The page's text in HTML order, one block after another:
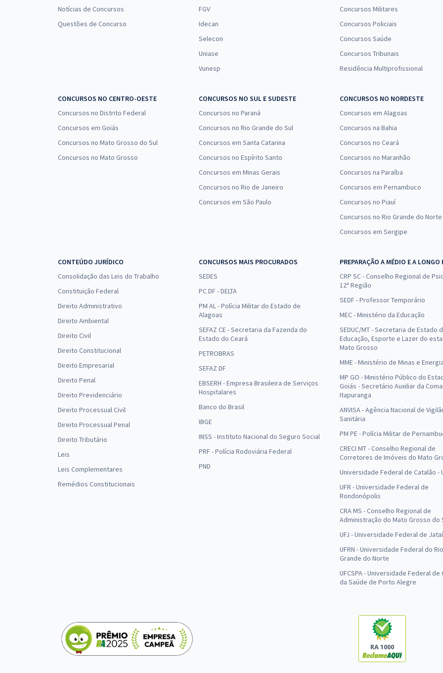
Notícias de Concursos
Questões de Concurso
FGV
Idecan
Selecon
Uniase
Vunesp
Concursos Militares
Concursos Policiais
Concursos Saúde
Concursos Tribunais
Residência Multiprofissional
CONCURSOS NO CENTRO-OESTE
Concursos no Distrito Federal
Concursos em Goiás
Concursos no Mato Grosso do Sul
Concursos no Mato Grosso
CONCURSOS NO SUL E SUDESTE
Concursos no Paraná
Concursos no Rio Grande do Sul
Concursos em Santa Catarina
Concursos no Espírito Santo
Concursos em Minas Gerais
Concursos no Rio de Janeiro
Concursos em São Paulo
CONCURSOS NO NORDESTE
Concursos em Alagoas
Concursos na Bahia
Concursos no Ceará
Concursos no Maranhão
Concursos na Paraíba
Concursos em Pernambuco
Concursos no Piauí
Concursos no Rio Grande do Norte
Concursos em Sergipe
CONTEÚDO JURÍDICO
Consolidação das Leis do Trabalho
Constituição Federal
Direito Administrativo
Direito Ambiental
Direito Civil
Direito Constitucional
Direito Empresarial
Direito Penal
Direito Previdenciário
Direito Processual Civil
Direito Processual Penal
Direito Tributário
Leis
Leis Complementares
Remédios Constitucionais
CONCURSOS MAIS PROCURADOS
SEDES
PC DF - DELTA
PM AL - Polícia Militar do Estado de
Alagoas
SEFAZ CE - Secretaria da Fazenda do
Estado do Ceará
PETROBRAS
SEFAZ DF
EBSERH - Empresa Brasileira de Serviços
Hospitalares
Banco do Brasil
IBGE
INSS - Instituto Nacional do Seguro Social
PRF - Polícia Rodoviária Federal
PND
PREPARAÇÃO A MÉDIO E A LONGO
CRP SC - Conselho Regional de
12ª Região
SEDF - Professor Temporário
MEC - Ministério da Educação
SEDUC/MT - Secretaria de Estado
Educação, Esporte e Lazer do
Mato Grosso
MME - Ministério de Minas e
MP GO - Ministério Público do
Goiás - Secretário Auxiliar da
Itapuranga
ANVISA - Agência Nacional de
Sanitária
PM PE - Polícia Militar de
CRECI MT - Conselho Regional de
Corretores de Imóveis do Mato
Universidade Federal de Catalão -
UFR - Universidade Federal de
Rondonópolis
CRA MS - Conselho Regional de
Administração do Mato Grosso do
UFJ - Universidade Federal de Jataí
UFRN - Universidade Federal do Rio
Grande do Norte
UFCSPA - Universidade Federal de
da Saúde de Porto Alegre
RA 1000